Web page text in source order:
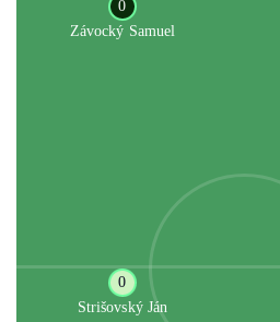
0
Závocký Samuel
0
Strišovský Ján